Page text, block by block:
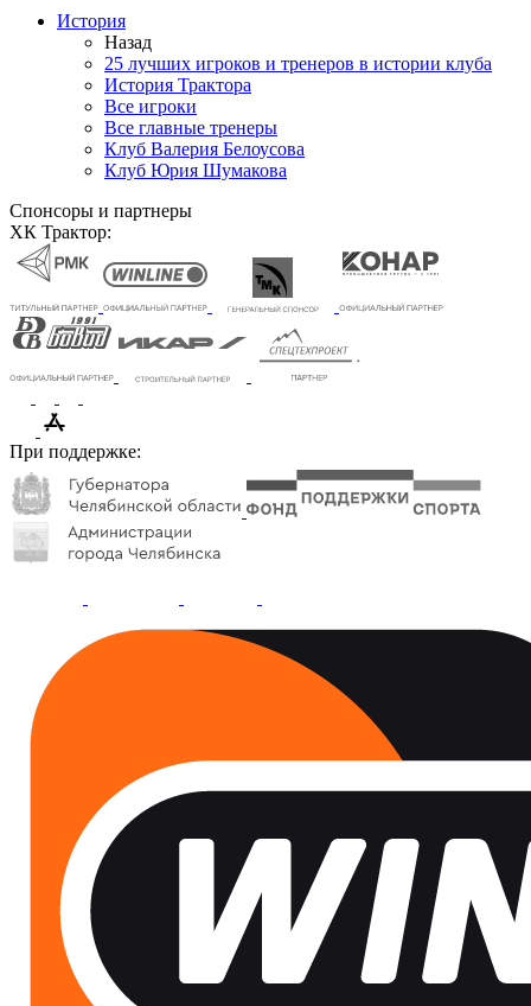
История
Назад
25 лучших игроков и тренеров в истории клуба
История Трактора
Все игроки
Все главные тренеры
Клуб Валерия Белоусова
Клуб Юрия Шумакова
Спонсоры и партнеры
ХК Трактор:
При поддержке: